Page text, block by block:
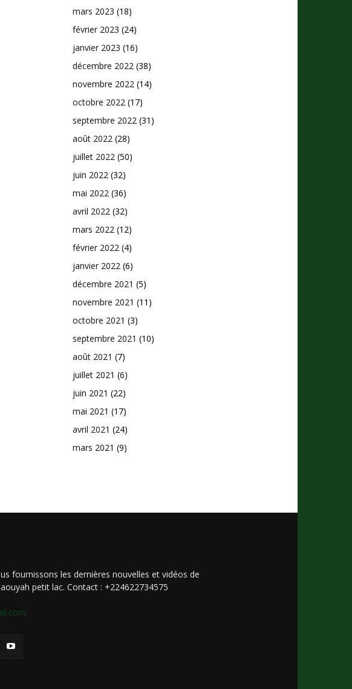
mars 2023 (18)
février 2023 (24)
janvier 2023 (16)
décembre 2022 (38)
novembre 2022 (14)
octobre 2022 (17)
septembre 2022 (31)
août 2022 (28)
juillet 2022 (50)
juin 2022 (32)
mai 2022 (36)
avril 2022 (32)
mars 2022 (12)
février 2022 (4)
janvier 2022 (6)
décembre 2021 (5)
novembre 2021 (11)
octobre 2021 (3)
septembre 2021 (10)
août 2021 (7)
juillet 2021 (6)
juin 2021 (22)
mai 2021 (17)
avril 2021 (24)
mars 2021 (9)
fournissons les dernières nouvelles et vidéos de
petit lac. Contact : +224622734575